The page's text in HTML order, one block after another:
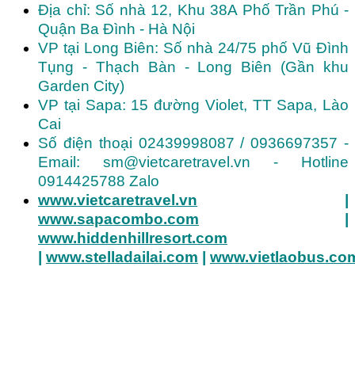
Địa chỉ: Số nhà 12, Khu 38A Phố Trần Phú -
Quận Ba Đình - Hà Nội
VP tại Long Biên: Số nhà 24/75 phố Vũ Đình
Tụng - Thạch Bàn - Long Biên (Gần khu
Garden City)
VP tại Sapa: 15 đường Violet, TT Sapa, Lào
Cai
Số điện thoại 02439998087 / 0936697357 -
Email: sm@vietcaretravel.vn - Hotline
0914425788 Zalo
www.vietcaretravel.vn |
www.sapacombo.com |
www.hiddenhillresort.com
| www.stelladailai.com |